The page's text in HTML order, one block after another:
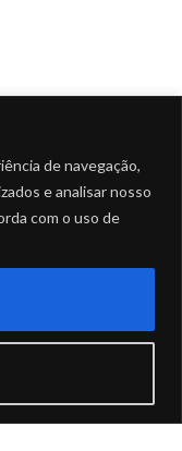
de navegação,
e analisar nosso
com o uso de
InstagramFacebook
X